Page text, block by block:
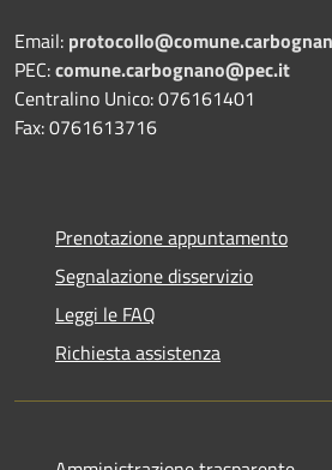
Email:
PEC:comune.carbognano@pec.it
Centralino Unico: 076161401
Fax: 0761613716
Prenotazione appuntamento
Segnalazione disservizio
Leggi le FAQ
Richiesta assistenza